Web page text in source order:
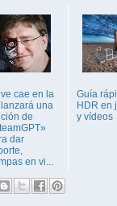
cae en la
lanzará una
de
dar
en vi...
Guía
HDR en
y vídeos